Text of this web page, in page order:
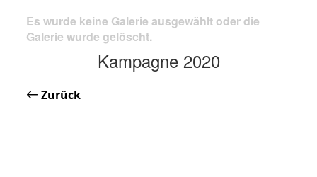
Es wurde keine Galerie ausgewählt oder die
Galerie wurde gelöscht.
Kampagne 2020
Zurück